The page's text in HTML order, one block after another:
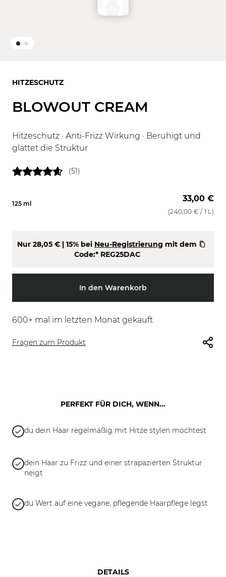
HITZESCHUTZ
BLOWOUT CREAM
Hitzeschutz · Anti-Frizz Wirkung · Beruhigt und
glättet die Struktur
(51)
125 ml
33,00 €
(240,00 € / 1 L)
Nur 28,05 € | 15% bei Neu-Registrierung mit dem
Code:* REG25DAC
In den Warenkorb
600+ mal im letzten Monat gekauft
Fragen zum Produkt
PERFEKT FÜR DICH, WENN...
du dein Haar regelmäßig mit Hitze stylen möchtest
dein Haar zu Frizz und einer strapazierten Struktur
neigt
du Wert auf eine vegane, pflegende Haarpflege legst
DETAILS